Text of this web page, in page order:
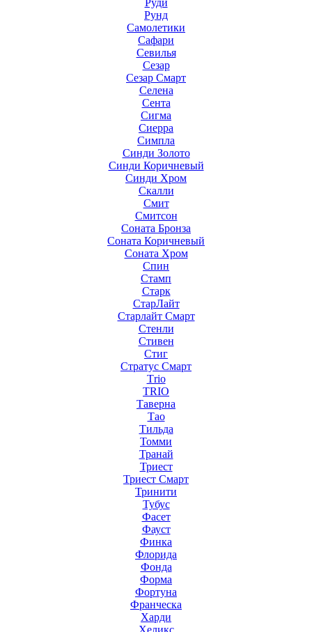
Рунд
Самолетики
Сафари
Севилья
Сезар
Сезар Смарт
Селена
Сента
Сигма
Сиерра
Симпла
Синди Золото
Синди Коричневый
Синди Хром
Скалли
Смит
Смитсон
Соната Бронза
Соната Коричневый
Соната Хром
Спин
Стамп
Старк
СтарЛайт
Старлайт Смарт
Стенли
Стивен
Стиг
Стратус Смарт
Тrio
ТRIO
Таверна
Тао
Тильда
Томми
Транай
Триест
Триест Смарт
Тринити
Тубус
Фасет
Фауст
Финка
Флорида
Фонда
Форма
Фортуна
Франческа
Харди
Хеликс